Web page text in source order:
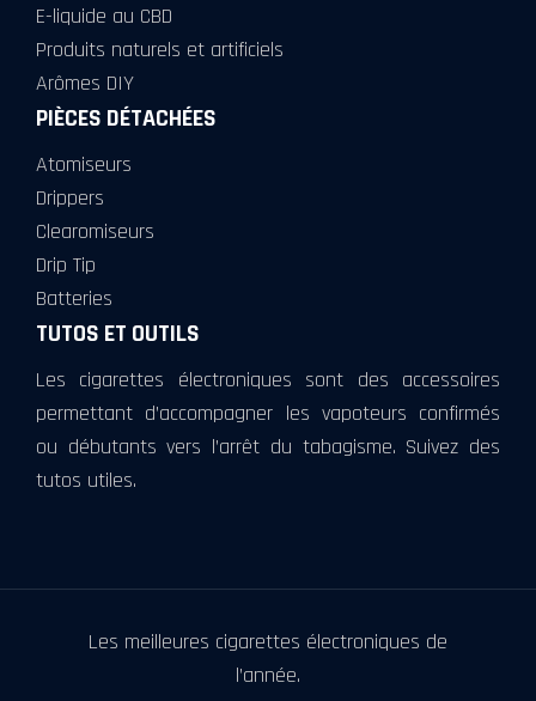
E-liquide au CBD
Produits naturels et artificiels
Arômes DIY
PIÈCES DÉTACHÉES
Atomiseurs
Drippers
Clearomiseurs
Drip Tip
Batteries
TUTOS ET OUTILS
Les cigarettes électroniques sont des accessoires
permettant d’accompagner les vapoteurs confirmés
ou débutants vers l’arrêt du tabagisme. Suivez des
tutos utiles.
Les meilleures cigarettes électroniques de
l’année.